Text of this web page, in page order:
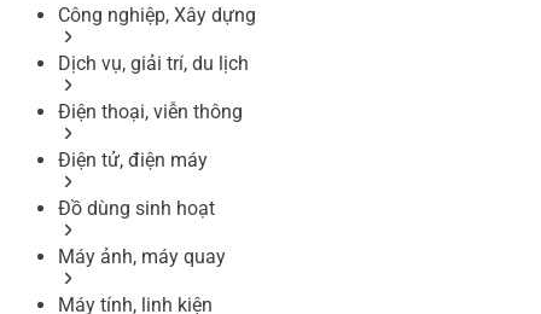
Công nghiệp, Xây dựng
Dịch vụ, giải trí, du lịch
Điện thoại, viễn thông
Điện tử, điện máy
Đồ dùng sinh hoạt
Máy ảnh, máy quay
Máy tính, linh kiện